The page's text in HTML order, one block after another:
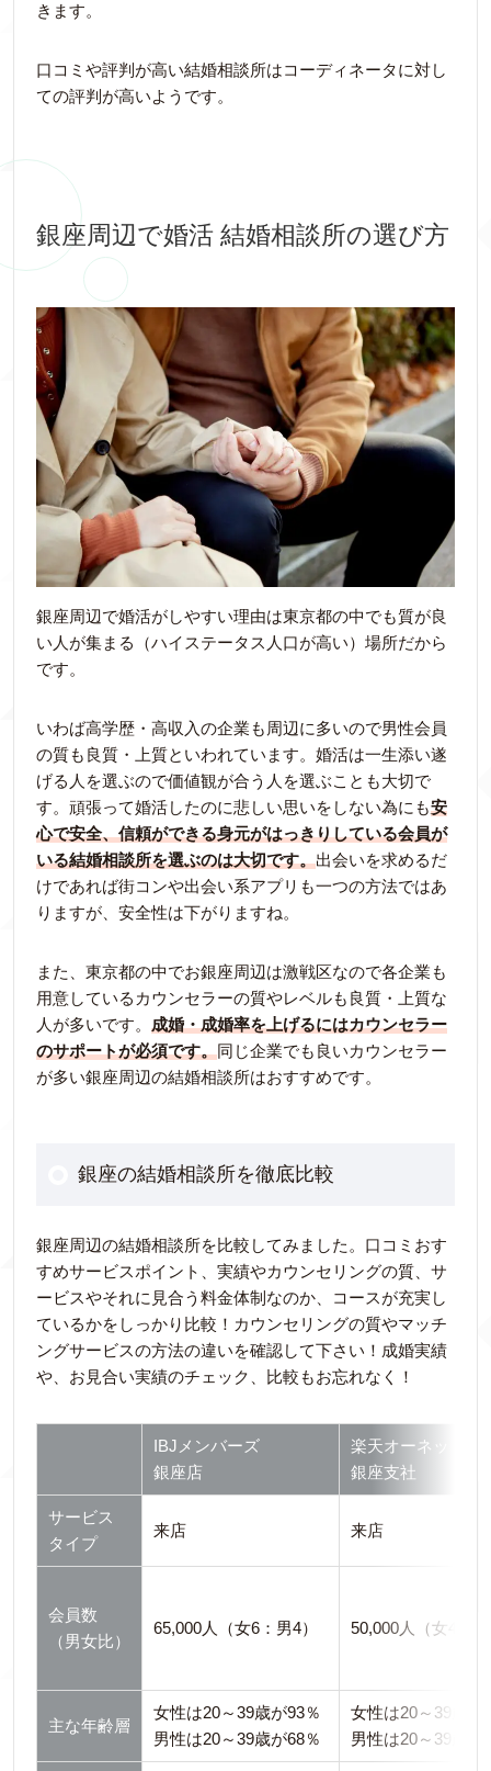
きます。
口コミや評判が高い結婚相談所はコーディネータに対し
ての評判が高いようです。
銀座周辺で婚活 結婚相談所の選び方
銀座周辺で婚活がしやすい理由は東京都の中でも質が良
い人が集まる（ハイステータス人口が高い）場所だから
です。
いわば高学歴・高収入の企業も周辺に多いので男性会員
の質も良質・上質といわれています。婚活は一生添い遂
げる人を選ぶので価値観が合う人を選ぶことも大切で
す。頑張って婚活したのに悲しい思いをしない為にも安
心で安全、信頼ができる身元がはっきりしている会員が
いる結婚相談所を選ぶのは大切です。出会いを求めるだ
けであれば街コンや出会い系アプリも一つの方法ではあ
りますが、安全性は下がりますね。
また、東京都の中でお銀座周辺は激戦区なので各企業も
用意しているカウンセラーの質やレベルも良質・上質な
人が多いです。 成婚・成婚率を上げるにはカウンセラー
のサポートが必須です。同じ企業でも良いカウンセラー
が多い銀座周辺の結婚相談所はおすすめです。
銀座の結婚相談所を徹底比較
銀座周辺の結婚相談所を比較してみました。口コミおす
すめサービスポイント、実績やカウンセリングの質、サ
ービスやそれに見合う料金体制なのか、コースが充実し
ているかをしっかり比較！カウンセリングの質やマッチ
ングサービスの方法の違いを確認して下さい！成婚実績
や、お見合い実績のチェック、比較もお忘れなく！
IBJメンバーズ
銀座店
楽天オーネット
銀座支社
サービス
タイプ
来店 来店
会員数
（男女比）
65,000人（女6：男4） 50,000人（女4：
主な年齢層
女性は20～39歳が93％
男性は20～39歳が68％
女性は20～39歳が
男性は20～39歳が